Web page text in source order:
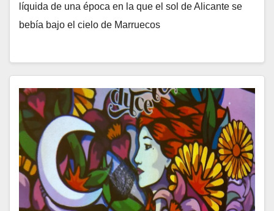
líquida de una época en la que el sol de Alicante se
bebía bajo el cielo de Marruecos